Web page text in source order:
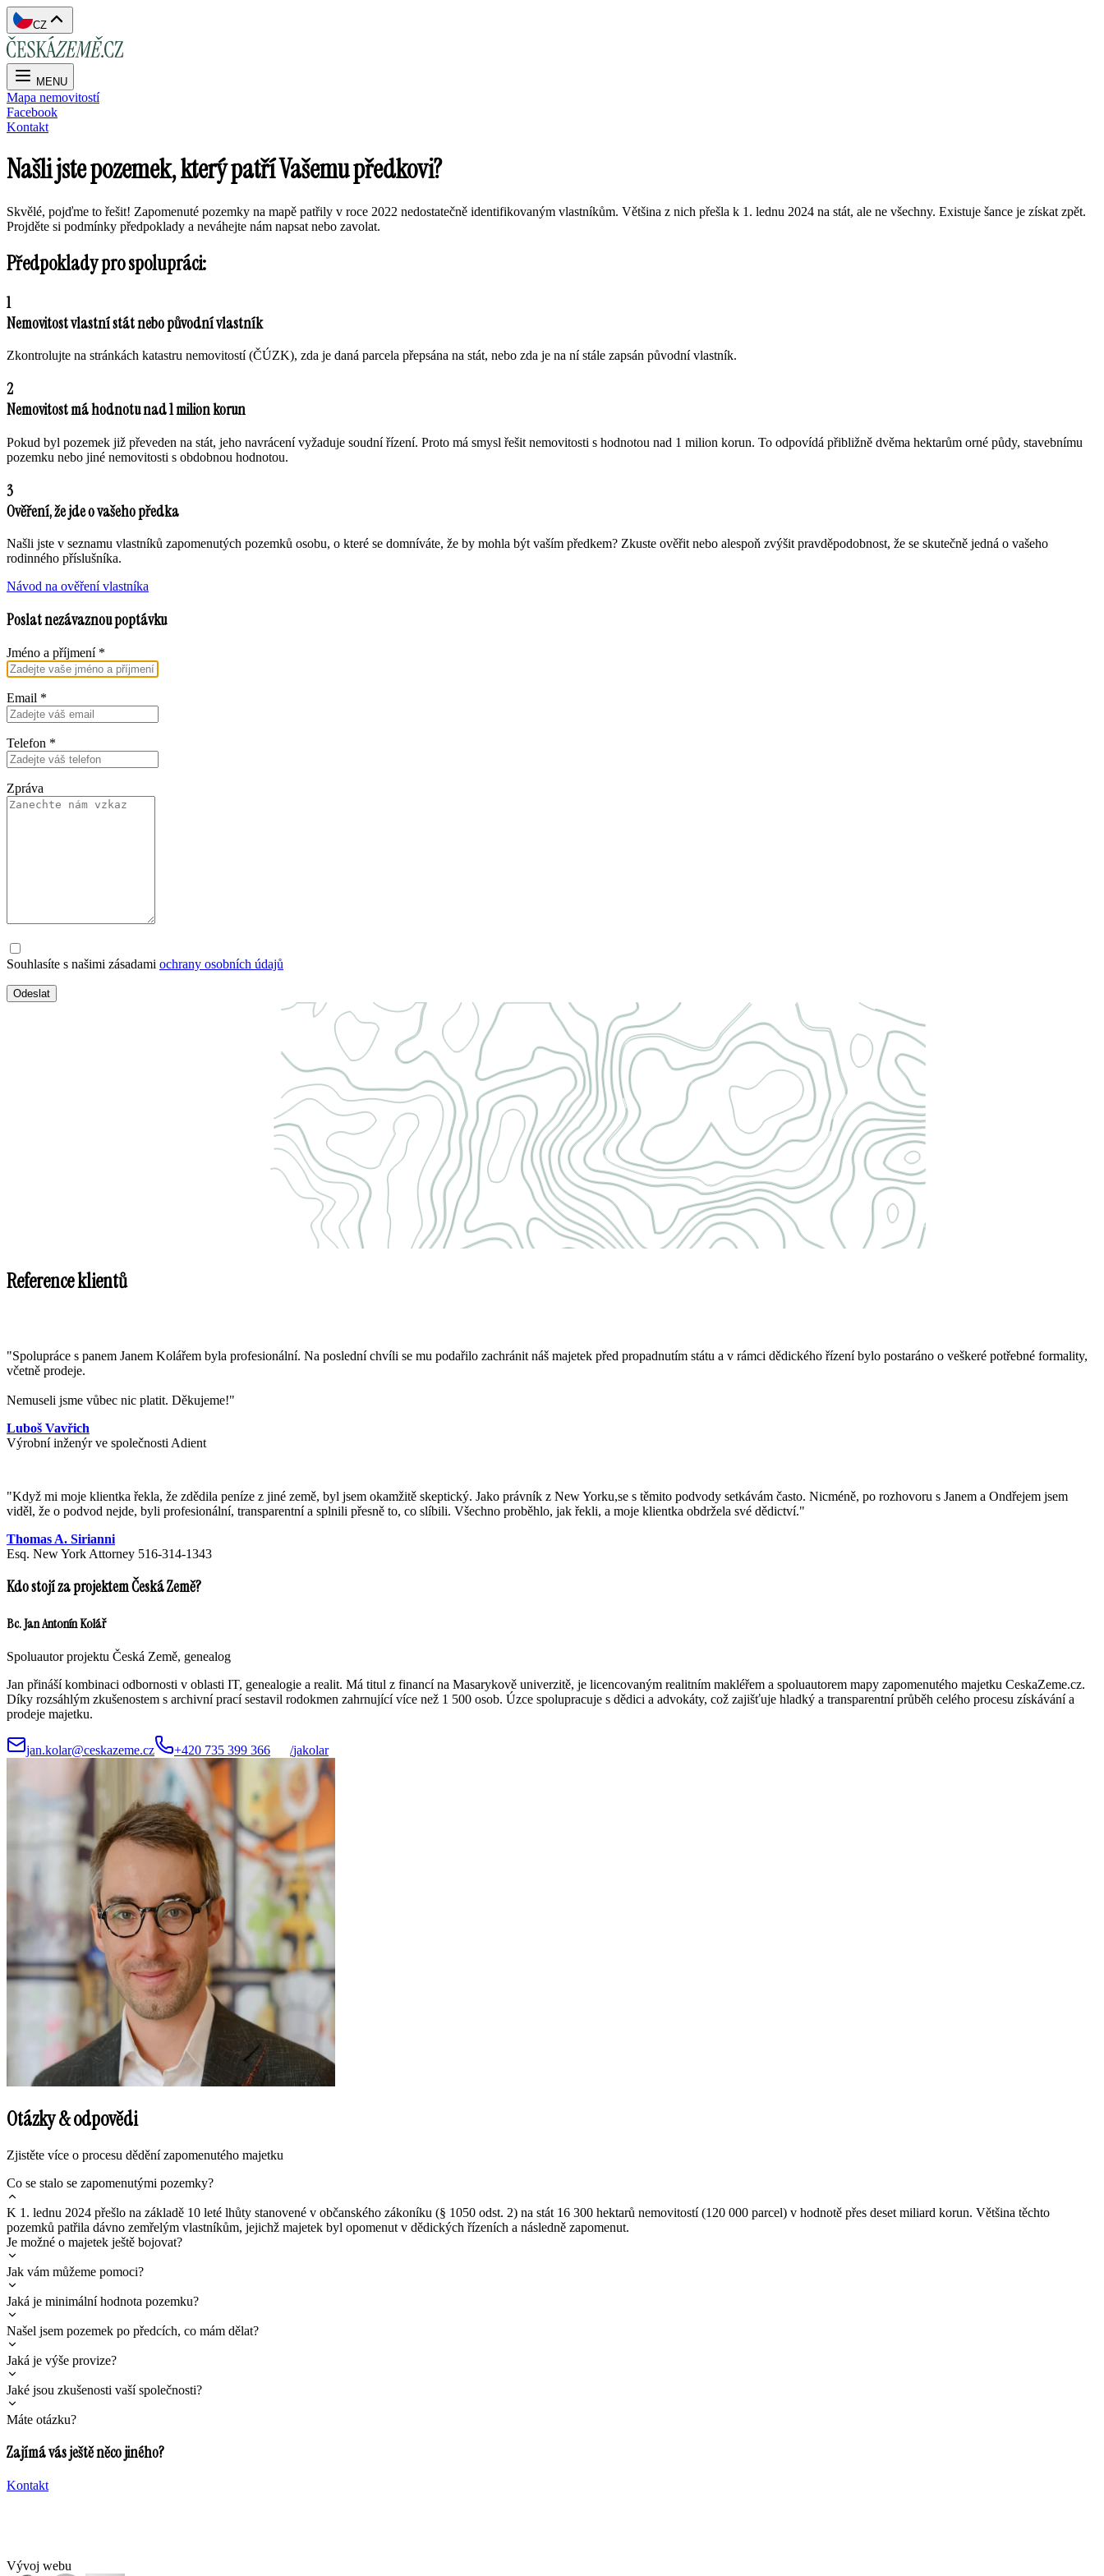
CZ
MENU
Mapa nemovitostí
Facebook
Kontakt
Našli jste pozemek, který patří Vašemu předkovi?
Skvělé, pojďme to řešit! Zapomenuté pozemky na mapě patřily v roce 2022 nedostatečně identifikovaným vlastníkům. Většina z nich přešla k 1. lednu 2024 na stát, ale ne všechny. Existuje šance je získat zpět.
Projděte si podmínky předpoklady a neváhejte nám napsat nebo zavolat.
Předpoklady pro spolupráci:
1
Nemovitost vlastní stát nebo původní vlastník
Zkontrolujte na stránkách katastru nemovitostí (ČÚZK), zda je daná parcela přepsána na stát, nebo zda je na ní stále zapsán původní vlastník.
2
Nemovitost má hodnotu nad 1 milion korun
Pokud byl pozemek již převeden na stát, jeho navrácení vyžaduje soudní řízení. Proto má smysl řešit nemovitosti s hodnotou nad 1 milion korun. To odpovídá přibližně dvěma hektarům orné půdy, stavebnímu
pozemku nebo jiné nemovitosti s obdobnou hodnotou.
3
Ověření, že jde o vašeho předka
Našli jste v seznamu vlastníků zapomenutých pozemků osobu, o které se domníváte, že by mohla být vaším předkem? Zkuste ověřit nebo alespoň zvýšit pravděpodobnost, že se skutečně jedná o vašeho
rodinného příslušníka.
Návod na ověření vlastníka
Poslat nezávaznou poptávku
Jméno a příjmení *
Email *
Telefon *
Zpráva
Souhlasíte s našimi zásadami ochrany osobních údajů
Odeslat
Reference klientů
"Spolupráce s panem Janem Kolářem byla profesionální. Na poslední chvíli se mu podařilo zachránit náš majetek před propadnutím státu a v rámci dědického řízení bylo postaráno o veškeré potřebné formality,
včetně prodeje.
Nemuseli jsme vůbec nic platit. Děkujeme!"
Luboš Vavřich
Výrobní inženýr ve společnosti Adient
"Když mi moje klientka řekla, že zdědila peníze z jiné země, byl jsem okamžitě skeptický. Jako právník z New Yorku,se s těmito podvody setkávám často. Nicméně, po rozhovoru s Janem a Ondřejem jsem
viděl, že o podvod nejde, byli profesionální, transparentní a splnili přesně to, co slíbili. Všechno proběhlo, jak řekli, a moje klientka obdržela své dědictví."
Thomas A. Sirianni
Esq. New York Attorney 516-314-1343
Kdo stojí za projektem Česká Země?
Bc. Jan Antonín Kolář
Spoluautor projektu Česká Země, genealog
Jan přináší kombinaci odbornosti v oblasti IT, genealogie a realit. Má titul z financí na Masarykově univerzitě, je licencovaným realitním makléřem a spoluautorem mapy zapomenutého majetku CeskaZeme.cz.
Díky rozsáhlým zkušenostem s archivní prací sestavil rodokmen zahrnující více než 1 500 osob. Úzce spolupracuje s dědici a advokáty, což zajišťuje hladký a transparentní průběh celého procesu získávání a
prodeje majetku.
jan.kolar@ceskazeme.cz +420 735 399 366 /jakolar
Otázky & odpovědi
Zjistěte více o procesu dědění zapomenutého majetku
Co se stalo se zapomenutými pozemky?
K 1. lednu 2024 přešlo na základě 10 leté lhůty stanovené v občanského zákoníku (§ 1050 odst. 2) na stát 16 300 hektarů nemovitostí (120 000 parcel) v hodnotě přes deset miliard korun. Většina těchto
pozemků patřila dávno zemřelým vlastníkům, jejichž majetek byl opomenut v dědických řízeních a následně zapomenut.
Je možné o majetek ještě bojovat?
Jak vám můžeme pomoci?
Jaká je minimální hodnota pozemku?
Našel jsem pozemek po předcích, co mám dělat?
Jaká je výše provize?
Jaké jsou zkušenosti vaší společnosti?
Máte otázku?
Zajímá vás ještě něco jiného?
Kontakt
Vývoj webu